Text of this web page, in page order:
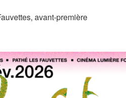
avant-première